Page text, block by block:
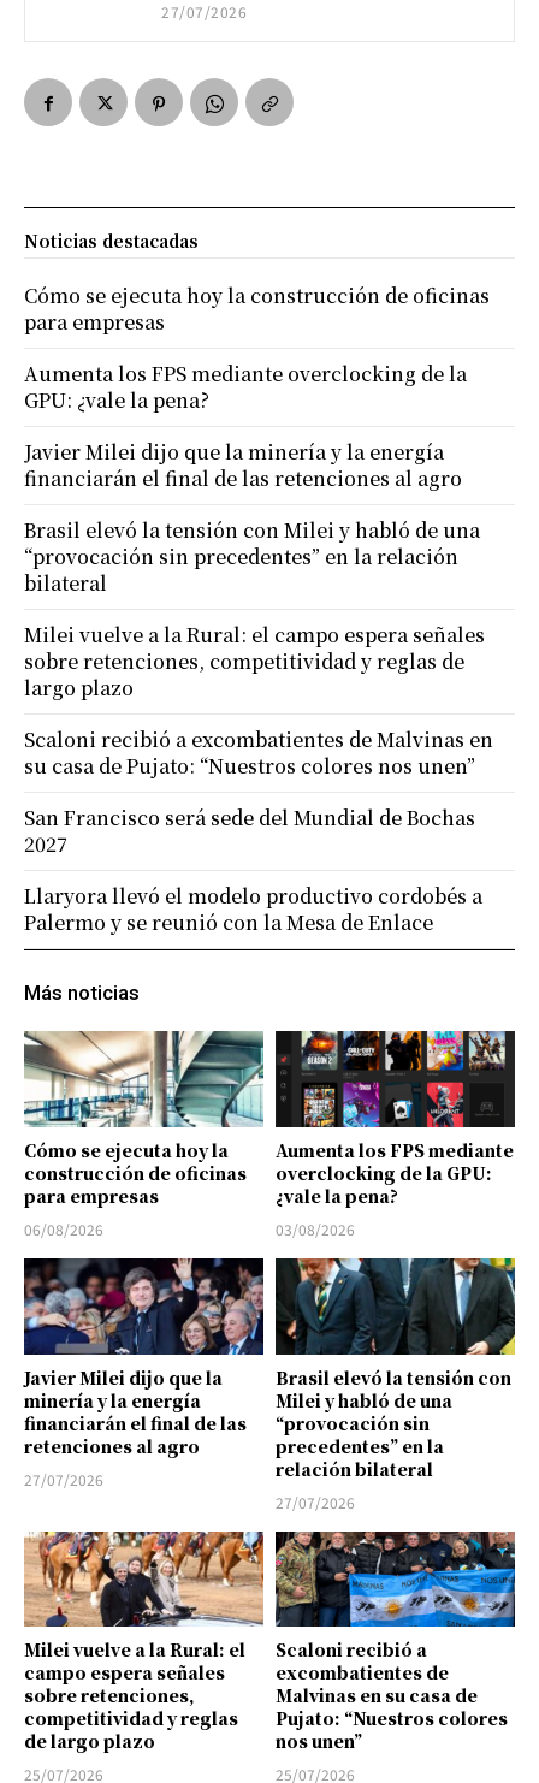
27/07/2026
Más noticias
Cómo se ejecuta hoy la
construcción de oficinas
para empresas
06/08/2026
Aumenta los FPS mediante
overclocking de la GPU:
¿vale la pena?
03/08/2026
Javier Milei dijo que la
minería y la energía
financiarán el final de las
retenciones al agro
27/07/2026
Brasil elevó la tensión con
Milei y habló de una
“provocación sin
precedentes” en la
relación bilateral
27/07/2026
Milei vuelve a la Rural: el
campo espera señales
sobre retenciones,
competitividad y reglas
de largo plazo
25/07/2026
Scaloni recibió a
excombatientes de
Malvinas en su casa de
Pujato: “Nuestros colores
nos unen”
25/07/2026
Noticias destacadas
Cómo se ejecuta hoy la construcción de oficinas
para empresas
Aumenta los FPS mediante overclocking de la
GPU: ¿vale la pena?
Javier Milei dijo que la minería y la energía
financiarán el final de las retenciones al agro
Brasil elevó la tensión con Milei y habló de una
“provocación sin precedentes” en la relación
bilateral
Milei vuelve a la Rural: el campo espera señales
sobre retenciones, competitividad y reglas de
largo plazo
Scaloni recibió a excombatientes de Malvinas en
su casa de Pujato: “Nuestros colores nos unen”
San Francisco será sede del Mundial de Bochas
2027
Llaryora llevó el modelo productivo cordobés a
Palermo y se reunió con la Mesa de Enlace